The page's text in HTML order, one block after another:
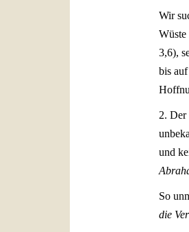
Wir
3,6),
bis
2. Der
und
So
die